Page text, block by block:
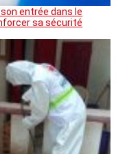
entrée dans le
sa sécurité